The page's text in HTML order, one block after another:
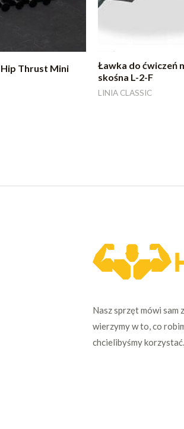
Thrust Mini
Ławka do ćwiczeń
skośna L-2-F
LINIA CLASSIC
Nasz sprzęt mówi sam
wierzymy w to, co
chcielibyśmy